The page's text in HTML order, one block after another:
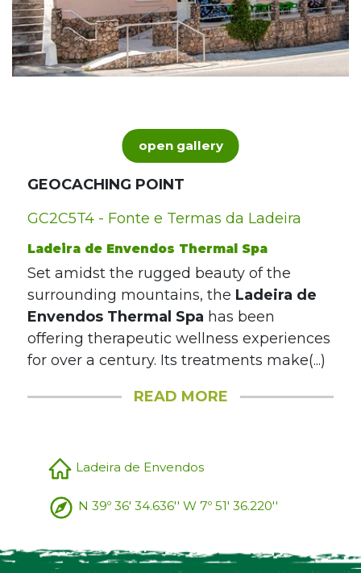
open gallery
GEOCACHING POINT
GC2C5T4 - Fonte e Termas da Ladeira
Ladeira de Envendos Thermal Spa
Set amidst the rugged beauty of the
surrounding mountains, the Ladeira de
Envendos Thermal Spa has been
offering therapeutic wellness experiences
for over a century. Its treatments make(...)
READ MORE
Ladeira de Envendos
N 39º 36' 34.636'' W 7º 51' 36.220''